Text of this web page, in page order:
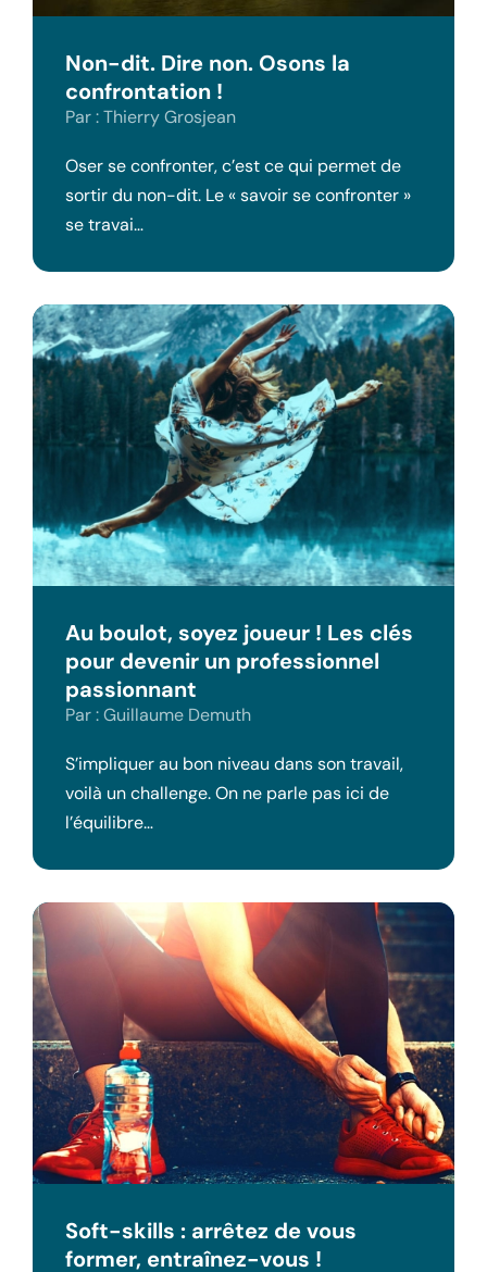
Non-dit. Dire non. Osons la
confrontation !
Par : Thierry Grosjean
Oser se confronter, c’est ce qui permet de
sortir du non-dit. Le « savoir se confronter »
se travai…
Au boulot, soyez joueur ! Les clés
pour devenir un professionnel
passionnant
Par : Guillaume Demuth
S’impliquer au bon niveau dans son travail,
voilà un challenge. On ne parle pas ici de
l’équilibre…
Soft-skills : arrêtez de vous
former, entraînez-vous !